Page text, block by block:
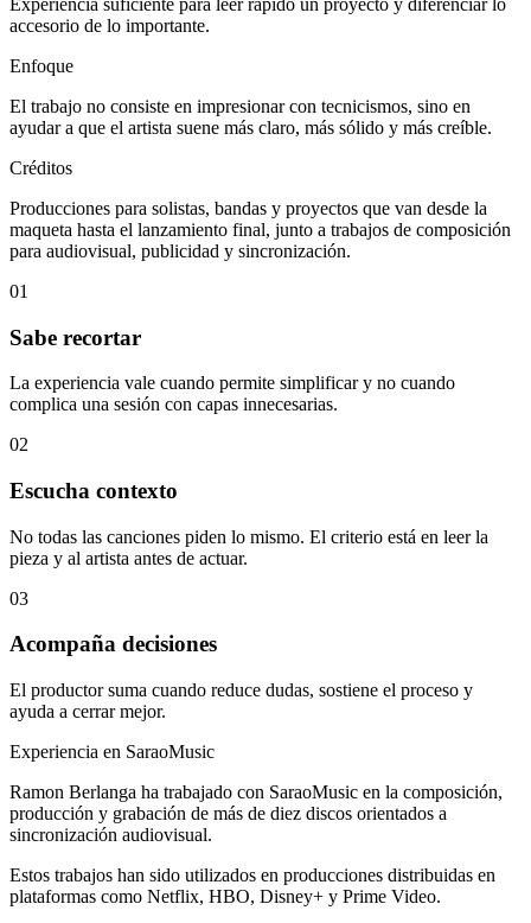
accesorio de lo importante.
Enfoque
El trabajo no consiste en impresionar con tecnicismos, sino en
ayudar a que el artista suene más claro, más sólido y más creíble.
Créditos
Producciones para solistas, bandas y proyectos que van desde la
maqueta hasta el lanzamiento final, junto a trabajos de composición
para audiovisual, publicidad y sincronización.
01
Sabe recortar
La experiencia vale cuando permite simplificar y no cuando
complica una sesión con capas innecesarias.
02
Escucha contexto
No todas las canciones piden lo mismo. El criterio está en leer la
pieza y al artista antes de actuar.
03
Acompaña decisiones
El productor suma cuando reduce dudas, sostiene el proceso y
ayuda a cerrar mejor.
Experiencia en SaraoMusic
Ramon Berlanga ha trabajado con SaraoMusic en la composición,
producción y grabación de más de diez discos orientados a
sincronización audiovisual.
Estos trabajos han sido utilizados en producciones distribuidas en
plataformas como Netflix, HBO, Disney+ y Prime Video.